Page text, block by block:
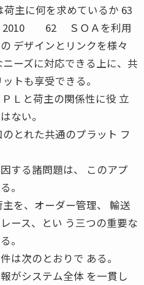
主に何を求めているか 63
2010 62 ＳＯＡを利用
デザインとリンクを様々
ーズに対応できる上に、共
トも享受できる。
Ｌと荷主の関係性に役 立
ない。
とれた共通のプラット フ
する諸問題は、 このアプ
。
を、オーダー管理、 輸送
ース、とい う三つの重要な
。
は次のとおりで ある。
システム全体 を一貫し